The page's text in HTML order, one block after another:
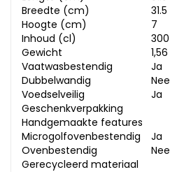
Breedte (cm)
31.5
Hoogte (cm)
7
Inhoud (cl)
300
Gewicht
1,56
Vaatwasbestendig
Ja
Dubbelwandig
Nee
Voedselveilig
Ja
Geschenkverpakking
Handgemaakte features
Microgolfovenbestendig
Ja
Ovenbestendig
Nee
Gerecycleerd materiaal